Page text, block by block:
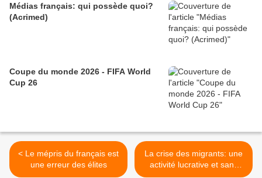
Médias français: qui possède quoi?
(Acrimed)
Coupe du monde 2026 - FIFA World
Cup 26
< Le mépris du français est
une erreur des élites
La crise des migrants: une
activité lucrative et sans
risque pour les mafias >